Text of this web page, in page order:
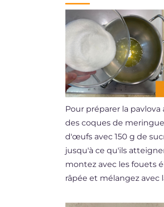
Pour préparer la
des coques de
d'œufs avec 150 g de
jusqu'à ce qu'ils
montez avec les fouets
râpée et mélangez avec